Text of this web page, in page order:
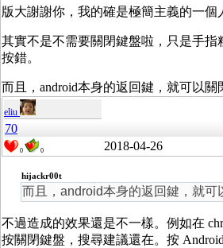
版大謝謝你，我的確是極簡主義的一個
其實不是不需要關閉鍵盤啦，只是手指
按錯。
而且，android本身的返回鍵，就可以關
eliu
70
0 0 2018-04-26
hijackr00t
而且，android本身的返回鍵，就可
不過造成的效果還是不一樣。例如在
按關閉鍵盤，搜尋建議還在。按